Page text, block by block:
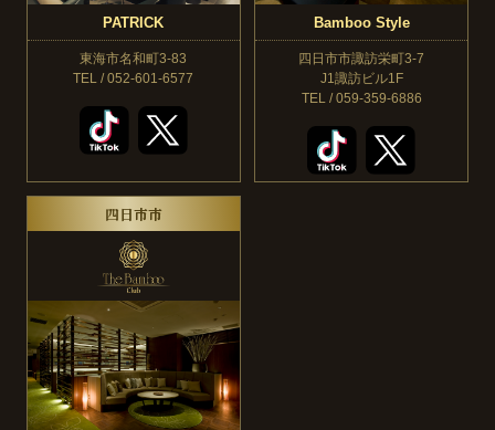
PATRICK
東海市名和町3-83
TEL / 052-601-6577
Bamboo Style
四日市市諏訪栄町3-7
J1諏訪ビル1F
TEL / 059-359-6886
四日市市